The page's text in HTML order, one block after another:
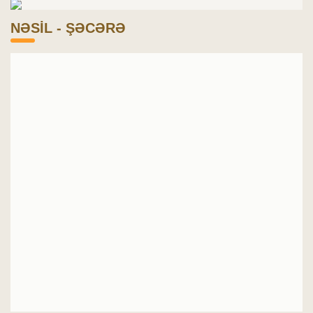
NƏSİL - ŞƏCƏRƏ